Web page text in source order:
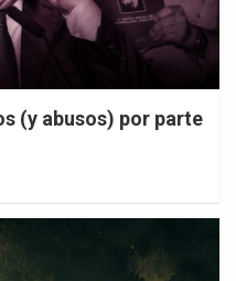
(y abusos) por parte